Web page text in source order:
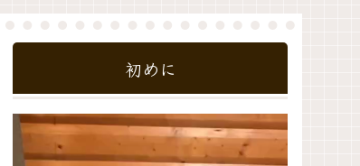
初めに
動
画